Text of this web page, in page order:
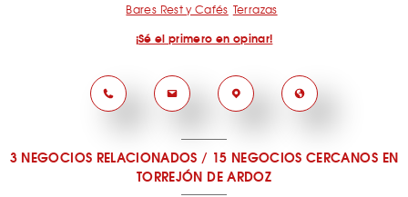
Bares Rest y Cafés Terrazas
¡Sé el primero en opinar!
3 NEGOCIOS RELACIONADOS / 15 NEGOCIOS CERCANOS EN
TORREJÓN DE ARDOZ